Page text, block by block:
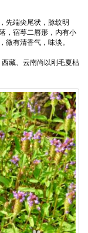
先端尖尾状，脉纹明
，宿萼二唇形，内有小
微有清香气，味淡。
藏、云南尚以刚毛夏枯